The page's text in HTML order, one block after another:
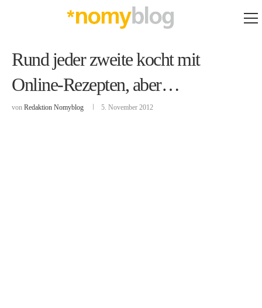
Rund jeder zweite kocht mit
Online-Rezepten, aber…
von Redaktion Nomyblog 5. November 2012